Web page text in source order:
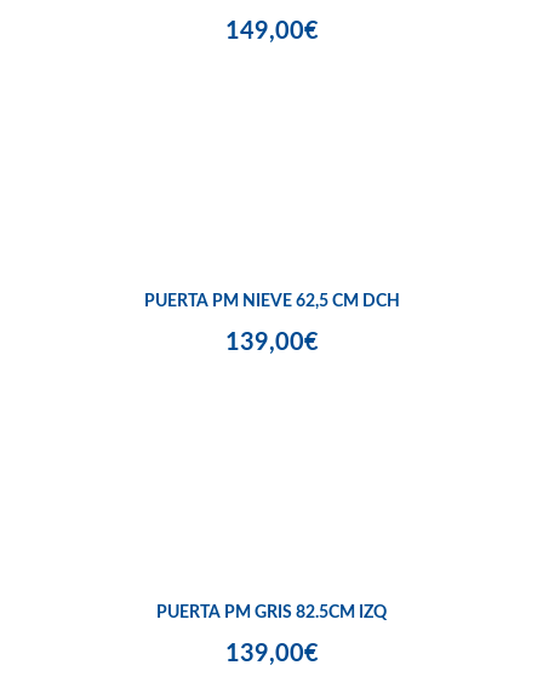
149,00€
PUERTA PM NIEVE 62,5 CM DCH
139,00€
PUERTA PM GRIS 82.5CM IZQ
139,00€